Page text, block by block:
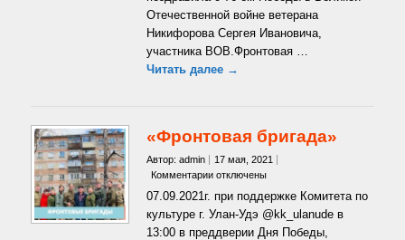
Отечественной войне ветерана
Никифорова Сергея Ивановича,
участника ВОВ.Фронтовая …
Читать далее →
«Фронтовая бригада»
Автор: admin
17 мая, 2021
Комментариик
«Фронтовая
бригада»
отключены
07.09.2021г. при поддержке Комитета по
культуре г. Улан-Удэ @kk_ulanude в
13:00 в преддверии Дня Победы,